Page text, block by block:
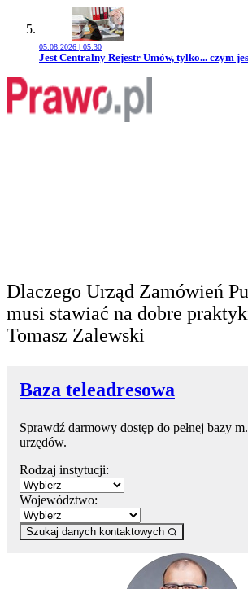
05.08.2026 | 05:30
Przejdź do artykułu:
Jest Centralny Rejestr Umów, tylko... czym
Dlaczego Urząd Zamówień
musi stawiać na dobre
Tomasz Zalewski
Baza teleadresowa
Sprawdź darmowy dostęp do pełnej bazy
urzędów.
Rodzaj instytucji:
Województwo:
Szukaj danych kontaktowych